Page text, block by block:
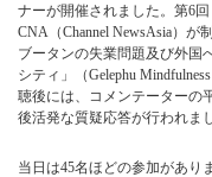
ナーが開催されました。第6
CNA（Channel NewsAsia）が
ブータンの失業問題及び外国
シティ」（Gelephu
聴後には、コメンテーターの
後活発な質疑応答が行われま
当日は45名ほどの参加があり